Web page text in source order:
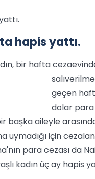
hapis yattı.
bir hafta
geçen
dolar para
başka aileyle
için
para cezası da
kadın üç ay hapis